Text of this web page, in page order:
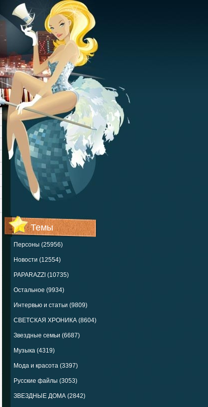
Темы
Персоны (25956)
Новости (12554)
PAPARAZZI (10735)
Остальное (9934)
Интервью и статьи (9809)
СВЕТСКАЯ ХРОНИКА (8604)
Звездные семьи (6687)
Музыка (4319)
Мода и красота (3397)
Русские файлы (3053)
ЗВЕЗДНЫЕ ДОМА (2842)